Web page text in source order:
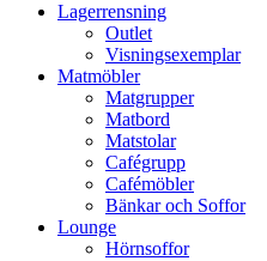
Lagerrensning
Outlet
Visningsexemplar
Matmöbler
Matgrupper
Matbord
Matstolar
Cafégrupp
Cafémöbler
Bänkar och Soffor
Lounge
Hörnsoffor